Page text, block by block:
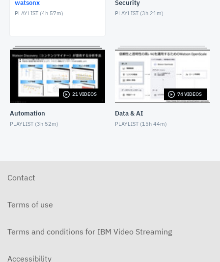
体験編】IBM WebSphere Application Serverから
Libertyへ!
ェント開発者向けのADKを紹介する
AUGUST 13, 2025
【watsonx Orchestrate ADK編】エージェントのイン
ポートと利用・接続環境の切り替え
AUGUST 12, 2025
watsonx
PLAYLIST (4h 57m)
Security
PLAYLIST (3h 21m)
21 VIDEOS
Automation
PLAYLIST (3h 52m)
74 VIDEOS
Data & AI
PLAYLIST (15h 44m)
Contact
Terms of use
Terms and conditions for IBM Video Streaming
Accessibility